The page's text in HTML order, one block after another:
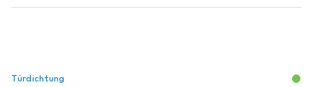
Türdichtung